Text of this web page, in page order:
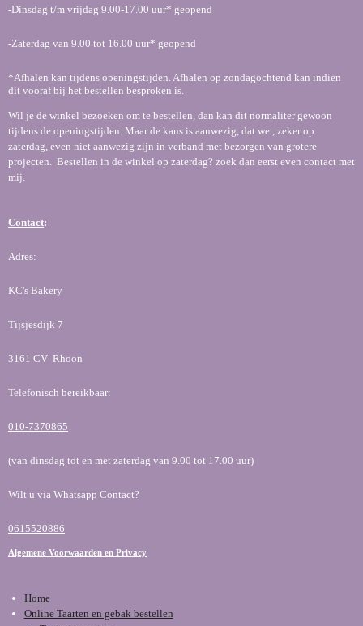
-Dinsdag t/m vrijdag 9.00-17.00 uur* geopend
-Zaterdag van 9.00 tot 16.00 uur* geopend
*Afhalen kan tijdens openingstijden. Afhalen op zondagochtend kan indien
dit vooraf bij het bestellen besproken is.
Wil je de winkel bezoeken om te bestellen, dan kan dit normaliter gewoon
tijdens de openingstijden. Maar de kans is aanwezig, dat we , zeker op
zaterdag, even niet aanwezig zijn in verband met bezorgen van grotere
projecten. Bestellen in de winkel op zaterdag? zoek dan eerst even contact met
mij.
Contact:
Adres:
KC's Bakery
Tijsjesdijk 7
3161 CV Rhoon
Telefonisch bereikbaar:
010-7370865
(van dinsdag tot en met zaterdag van 9.00 tot 17.00 uur)
Wilt u via Whatsapp Contact?
0615520886
Algemene Voorwaarden en Privacy
Home
Online Taarten en gebak bestellen